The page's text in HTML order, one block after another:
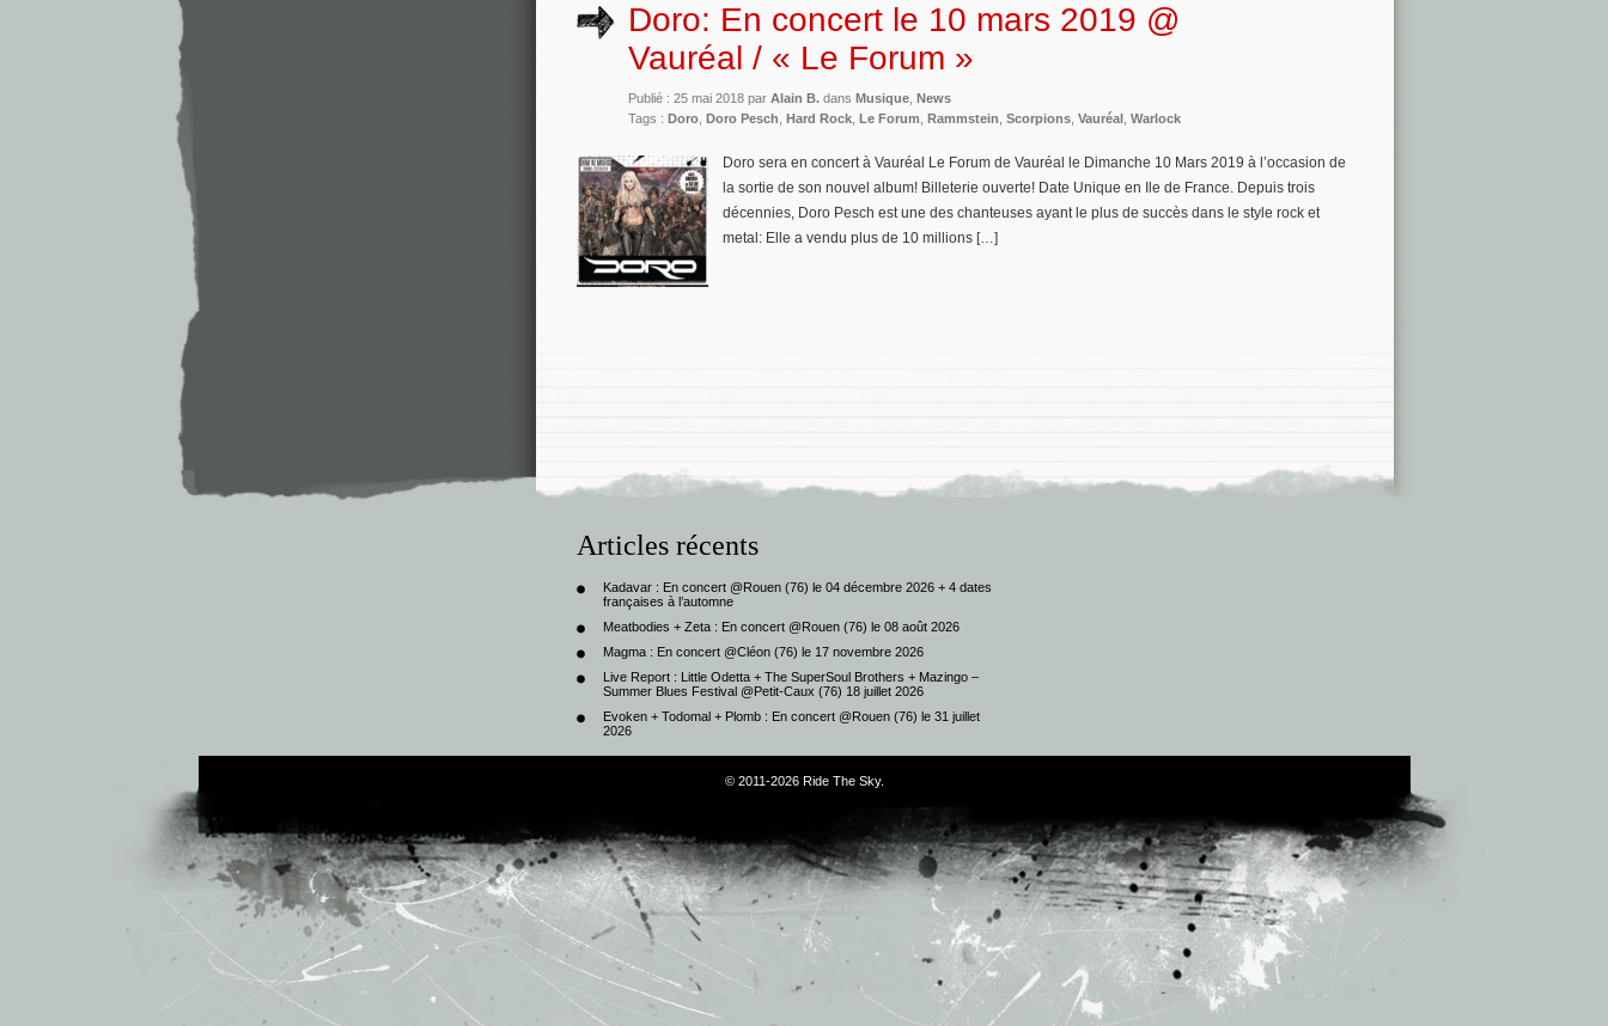
Doro: En concert le 10 mars 2019 @
Vauréal / « Le Forum »
Publié : 25 mai 2018 par Alain B. dans Musique News
Tags : Doro Doro Pesch Hard Rock Le Forum Rammstein Scorpions Vauréal Warlock
Doro sera en concert à Vauréal Le Forum de Vauréal le Dimanche 10 Mars 2019 à l’occasion de
la sortie de son nouvel album! Billeterie ouverte! Date Unique en Ile de France. Depuis trois
décennies, Doro Pesch est une des chanteuses ayant le plus de succès dans le style rock et
metal: Elle a vendu plus de 10 millions […]
Articles récents
Kadavar : En concert @Rouen (76) le 04 décembre 2026 + 4 dates
françaises à l’automne
Meatbodies + Zeta : En concert @Rouen (76) le 08 août 2026
Magma : En concert @Cléon (76) le 17 novembre 2026
Live Report : Little Odetta + The SuperSoul Brothers + Mazingo –
Summer Blues Festival @Petit-Caux (76) 18 juillet 2026
Evoken + Todomal + Plomb : En concert @Rouen (76) le 31 juillet
2026
© 2011-2026 Ride The Sky.